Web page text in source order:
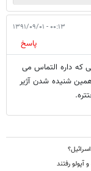
۰۰:۱۳ - ۱۳۹۱/۰۹/۰۱
پاسخ
که داره التماس می
شنیده شدن آژیر
رفتند